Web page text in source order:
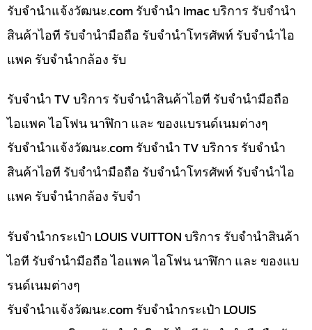
รับจํานําแจ้งวัฒนะ.com รับจำนำ Imac บริการ รับจำนำ
สินค้าไอที รับจำนำมือถือ รับจำนำโทรศัพท์ รับจำนำไอ
แพค รับจำนำกล้อง รับ
รับจำนำ TV บริการ รับจำนำสินค้าไอที รับจำนำมือถือ
ไอแพค ไอโฟน นาฬิกา และ ของแบรนด์เนมต่างๆ
รับจํานําแจ้งวัฒนะ.com รับจำนำ TV บริการ รับจำนำ
สินค้าไอที รับจำนำมือถือ รับจำนำโทรศัพท์ รับจำนำไอ
แพค รับจำนำกล้อง รับจำ
รับจำนำกระเป๋า LOUIS VUITTON บริการ รับจำนำสินค้า
ไอที รับจำนำมือถือ ไอแพค ไอโฟน นาฬิกา และ ของแบ
รนด์เนมต่างๆ
รับจํานําแจ้งวัฒนะ.com รับจำนำกระเป๋า LOUIS